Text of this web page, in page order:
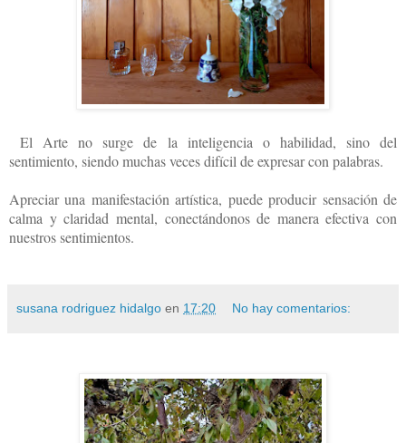
El Arte no surge de la inteligencia o habilidad, sino del
sentimiento, siendo muchas veces difícil de expresar con palabras.
Apreciar una manifestación artística, puede producir sensación de
calma y claridad mental, conectándonos de manera efectiva con
nuestros sentimientos.
susana rodriguez hidalgo en 17:20 No hay comentarios: